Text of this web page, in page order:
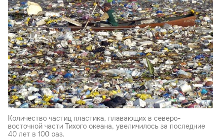
Количество частиц пластика, плавающих в северо-
восточной части Тихого океана, увеличилось за последние
40 лет в 100 раз.